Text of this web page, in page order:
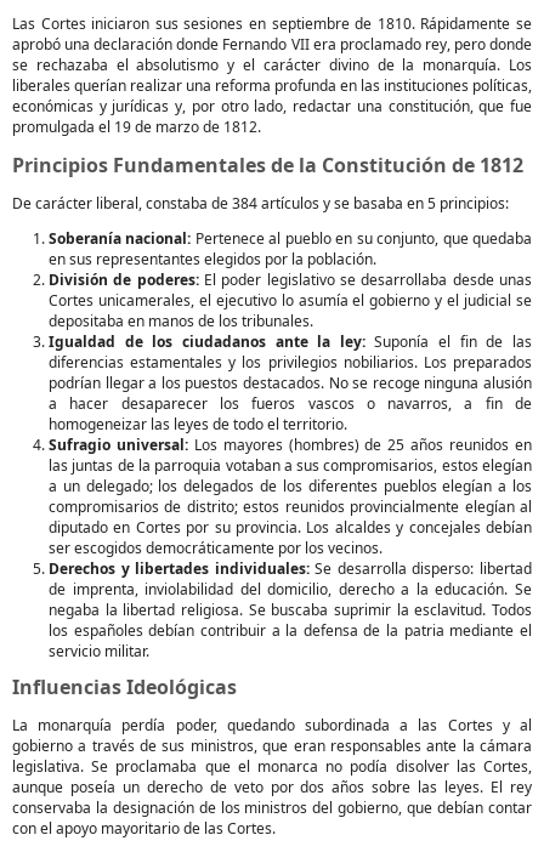
Las Cortes iniciaron sus sesiones en septiembre de 1810. Rápidamente se
aprobó una declaración donde Fernando VII era proclamado rey, pero donde
se rechazaba el absolutismo y el carácter divino de la monarquía. Los
liberales querían realizar una reforma profunda en las instituciones políticas,
económicas y jurídicas y, por otro lado, redactar una constitución, que fue
promulgada el 19 de marzo de 1812.
Principios Fundamentales de la Constitución de 1812
De carácter liberal, constaba de 384 artículos y se basaba en 5 principios:
Soberanía nacional: Pertenece al pueblo en su conjunto, que quedaba
en sus representantes elegidos por la población.
División de poderes:El poder legislativo se desarrollaba desde unas
Cortes unicamerales, el ejecutivo lo asumía el gobierno y el judicial se
depositaba en manos de los tribunales.
Igualdad de los ciudadanos ante la ley:Suponía el fin de las
diferencias estamentales y los privilegios nobiliarios. Los preparados
podrían llegar a los puestos destacados. No se recoge ninguna alusión
a hacer desaparecer los fueros vascos o navarros, a fin de
homogeneizar las leyes de todo el territorio.
Sufragio universal:Los mayores (hombres) de 25 años reunidos en
las juntas de la parroquia votaban a sus compromisarios, estos elegían
a un delegado; los delegados de los diferentes pueblos elegían a los
compromisarios de distrito; estos reunidos provincialmente elegían al
diputado en Cortes por su provincia. Los alcaldes y concejales debían
ser escogidos democráticamente por los vecinos.
Derechos y libertades individuales:Se desarrolla disperso: libertad
de imprenta, inviolabilidad del domicilio, derecho a la educación. Se
negaba la libertad religiosa. Se buscaba suprimir la esclavitud. Todos
los españoles debían contribuir a la defensa de la patria mediante el
servicio militar.
Influencias Ideológicas
La monarquía perdía poder, quedando subordinada a las Cortes y al
gobierno a través de sus ministros, que eran responsables ante la cámara
legislativa. Se proclamaba que el monarca no podía disolver las Cortes,
aunque poseía un derecho de veto por dos años sobre las leyes. El rey
conservaba la designación de los ministros del gobierno, que debían contar
con el apoyo mayoritario de las Cortes.